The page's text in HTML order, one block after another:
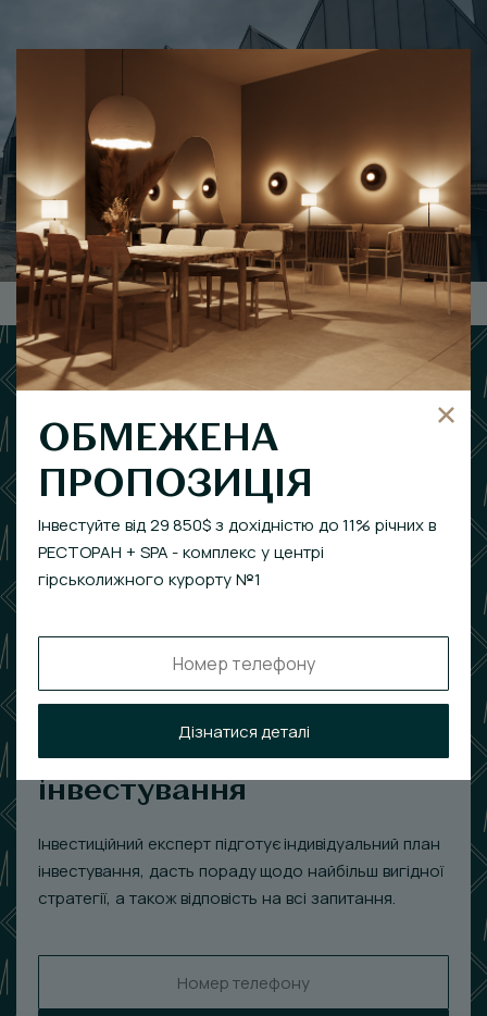
Отримати індивідуальну
пакетну пропозицію
інвестування
Інвестиційний експерт підготує індивідуальний план
інвестування, дасть пораду щодо найбільш вигідної
стратегії, а також відповість на всі запитання.
ОБМЕЖЕНА
ПРОПОЗИЦІЯ
Інвестуйте від 29 850$ з дохідністю до 11% річних в
РЕСТОРАН + SPA - комплекс у центрі
гірськолижного курорту №1
Дізнатися деталі